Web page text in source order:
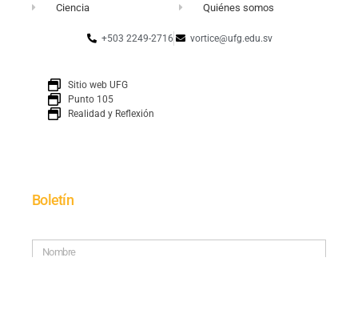
Ciencia Quiénes somos
+503 2249-2716 vortice@ufg.edu.sv
Sitio web UFG
Punto 105
Realidad y Reflexión
Boletín